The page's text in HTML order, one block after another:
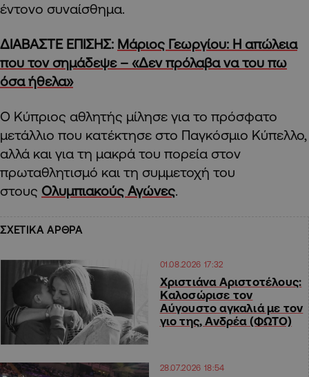
έντονο συναίσθημα.
ΔΙΑΒΑΣΤΕ ΕΠΙΣΗΣ: Μάριος Γεωργίου: Η απώλεια
που τον σημάδεψε – «Δεν πρόλαβα να του πω
όσα ήθελα»
Ο Κύπριος αθλητής μίλησε για το πρόσφατο
μετάλλιο που κατέκτησε στο Παγκόσμιο Κύπελλο,
αλλά και για τη μακρά του πορεία στον
πρωταθλητισμό και τη συμμετοχή του
στους Ολυμπιακούς Αγώνες.
ΣΧΕΤΙΚΑ ΑΡΘΡΑ
01.08.2026 17:32
Χριστιάνα Αριστοτέλους:
Καλοσώρισε τον
Αύγουστο αγκαλιά με τον
γιο της, Ανδρέα (ΦΩΤΟ)
28.07.2026 18:54